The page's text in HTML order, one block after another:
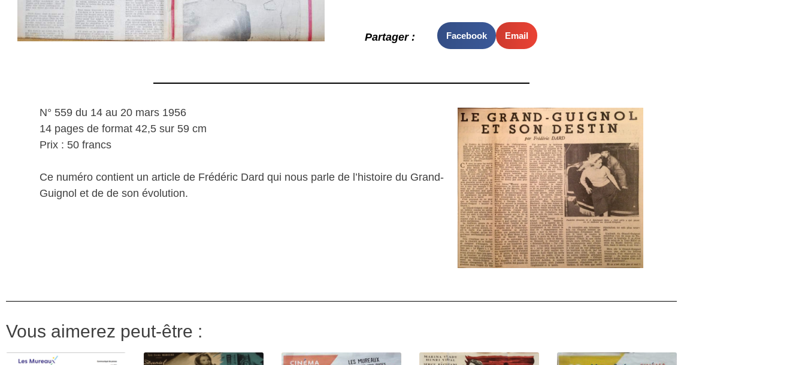
Partager : Facebook Email
N° 559 du 14 au 20 mars 1956
14 pages de format 42,5 sur 59 cm
Prix : 50 francs
Ce numéro contient un article de Frédéric Dard qui nous parle de l’histoire du Grand-
Guignol et de de son évolution.
Vous aimerez peut-être :